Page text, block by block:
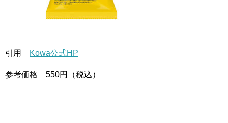
引用 Kowa公式HP
参考価格 550円（税込）